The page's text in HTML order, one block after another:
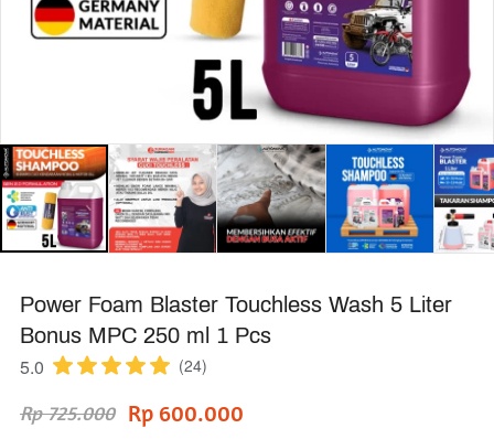
Power Foam Blaster Touchless Wash 5 Liter
Bonus MPC 250 ml 1 Pcs
5.0 (24)
Rp 725.000 Rp 600.000